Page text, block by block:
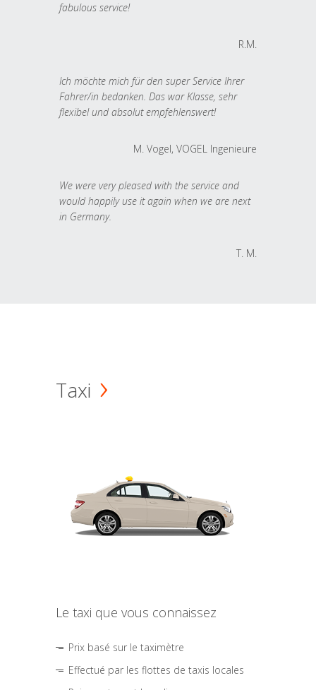
fabulous service!
R.M.
Ich möchte mich für den super Service Ihrer
Fahrer/in bedanken. Das war Klasse, sehr
flexibel und absolut empfehlenswert!
M. Vogel, VOGEL Ingenieure
We were very pleased with the service and
would happily use it again when we are next
in Germany.
T. M.
Taxi
Le taxi que vous connaissez
Prix basé sur le taximètre
Effectué par les flottes de taxis locales